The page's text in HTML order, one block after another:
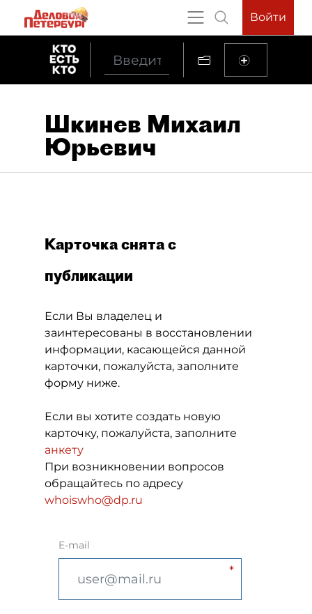
Войти
Шкинев Михаил
Юрьевич
Карточка снята с
публикации
Если Вы владелец и
заинтересованы в восстановлении
информации, касающейся данной
карточки, пожалуйста, заполните
форму ниже.
Если вы хотите создать новую
карточку, пожалуйста, заполните
анкету
При возникновении вопросов
обращайтесь по адресу
whoiswho@dp.ru
E-mail